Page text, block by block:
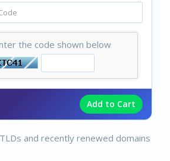
the code shown below
Add to Cart
and recently renewed domains